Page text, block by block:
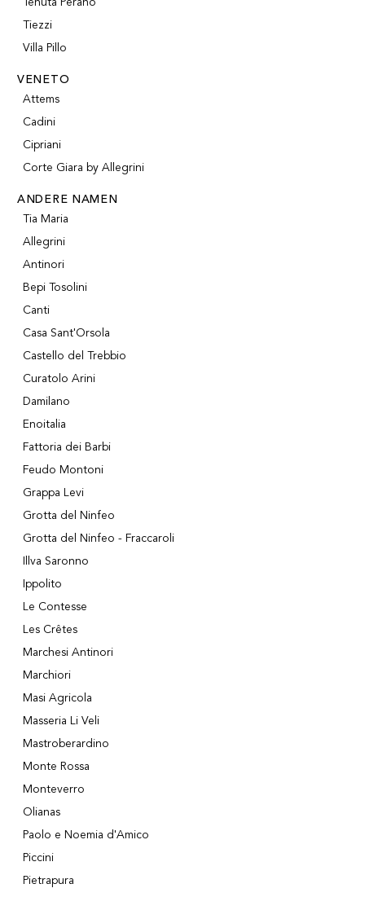
Tenuta Perano
Tiezzi
Villa Pillo
VENETO
Attems
Cadini
Cipriani
Corte Giara by Allegrini
ANDERE NAMEN
Tia Maria
Allegrini
Antinori
Bepi Tosolini
Canti
Casa Sant'Orsola
Castello del Trebbio
Curatolo Arini
Damilano
Enoitalia
Fattoria dei Barbi
Feudo Montoni
Grappa Levi
Grotta del Ninfeo
Grotta del Ninfeo - Fraccaroli
Illva Saronno
Ippolito
Le Contesse
Les Crêtes
Marchesi Antinori
Marchiori
Masi Agricola
Masseria Li Veli
Mastroberardino
Monte Rossa
Monteverro
Olianas
Paolo e Noemia d'Amico
Piccini
Pietrapura